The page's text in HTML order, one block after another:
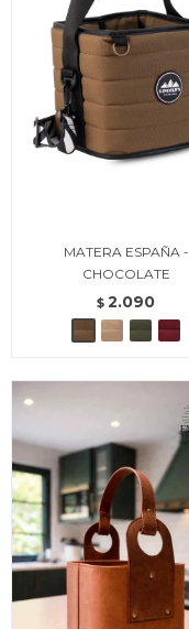
MATERA ESPAÑA -
CHOCOLATE
$ 2.090